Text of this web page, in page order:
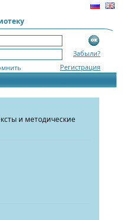
Забыли?
Регистрация
и методические